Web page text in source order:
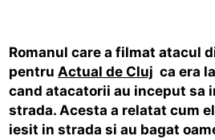
Romanul care a filmat atacul
pentruActual de Cluj ca era
cand atacatorii au inceput sa
strada. Acesta a relatat cum
iesit in strada si au bagat